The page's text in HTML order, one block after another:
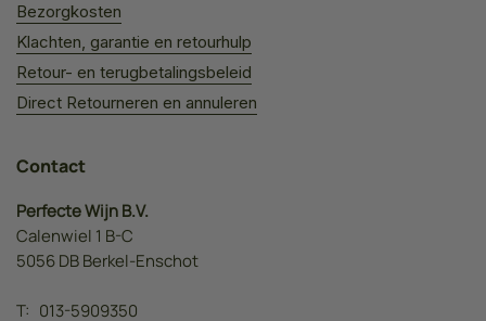
Bezorgkosten
Klachten, garantie en retourhulp
Retour- en terugbetalingsbeleid
Direct Retourneren en annuleren
Contact
Perfecte Wijn B.V.
Calenwiel 1 B-C
5056 DB Berkel-Enschot
T: 013-5909350